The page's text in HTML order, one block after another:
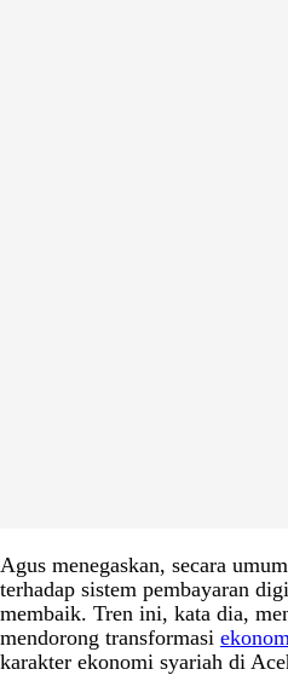
Agus menegaskan, secara
terhadap sistem pembayaran
membaik. Tren ini, kata dia,
mendorong transformasi
karakter ekonomi syariah di